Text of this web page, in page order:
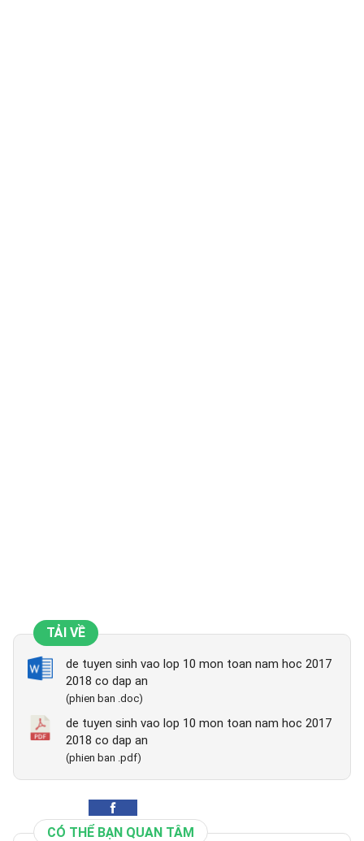
TẢI VỀ
de tuyen sinh vao lop 10 mon toan nam hoc 2017
2018 co dap an
(phien ban .doc)
de tuyen sinh vao lop 10 mon toan nam hoc 2017
2018 co dap an
(phien ban .pdf)
CÓ THỂ BẠN QUAN TÂM